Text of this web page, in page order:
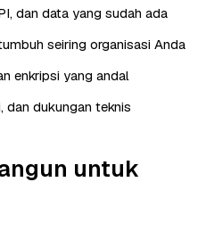
dan data yang sudah ada
seiring organisasi Anda
enkripsi yang andal
dan dukungan teknis
untuk